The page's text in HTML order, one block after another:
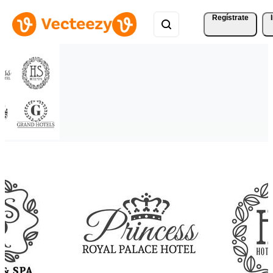
Regístrate